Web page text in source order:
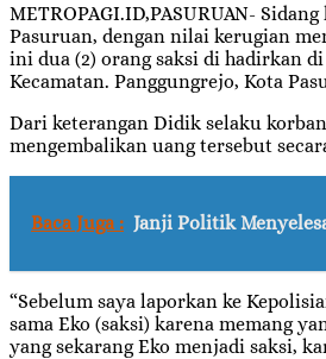
METROPAGI.ID,PASURUAN-
Pasuruan, dengan nilai kerugian
ini dua (2) orang saksi di hadirkan
Kecamatan. Panggungrejo, Kota
Dari keterangan Didik selaku
mengembalikan uang tersebut
Baca Juga : Janji Politik
“Sebelum saya laporkan ke
sama Eko (saksi) karena memang
yang sekarang Eko menjadi saksi,